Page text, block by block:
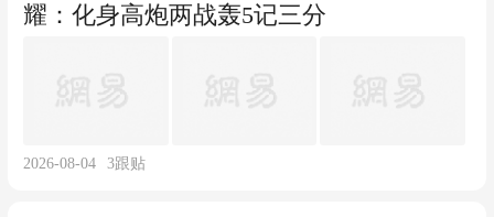
耀：化身高炮两战轰5记三分
2026-08-04 3跟贴